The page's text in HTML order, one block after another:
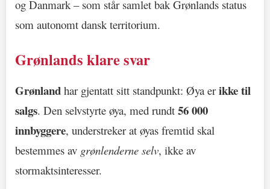
og Danmark – som står samlet bak Grønlands status
som autonomt dansk territorium.
Grønlands klare svar
Grønland har gjentatt sitt standpunkt: Øya erikke til
salgs. Den selvstyrte øya, med rundt 56 000
innbyggere, understreker at øyas fremtid skal
bestemmes av grønlenderne selv, ikke av
stormaktsinteresser.